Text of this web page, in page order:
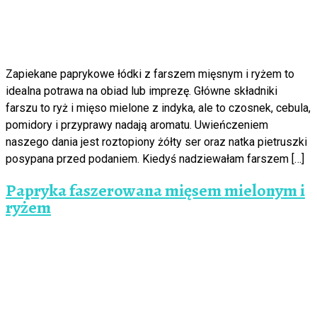
Zapiekane paprykowe łódki z farszem mięsnym i ryżem to
idealna potrawa na obiad lub imprezę. Główne składniki
farszu to ryż i mięso mielone z indyka, ale to czosnek, cebula,
pomidory i przyprawy nadają aromatu. Uwieńczeniem
naszego dania jest roztopiony żółty ser oraz natka pietruszki
posypana przed podaniem. Kiedyś nadziewałam farszem […]
Papryka faszerowana mięsem mielonym i
ryżem